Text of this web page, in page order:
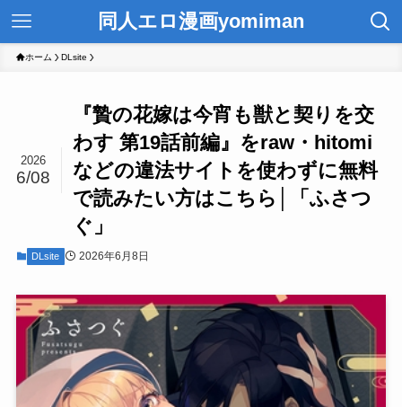
同人エロ漫画yomiman
ホーム DLsite
『贄の花嫁は今宵も獣と契りを交
わす 第19話前編』をraw・hitomi
などの違法サイトを使わずに無料
で読みたい方はこちら│「ふさつ
ぐ」
2026
6/08
DLsite 2026年6月8日